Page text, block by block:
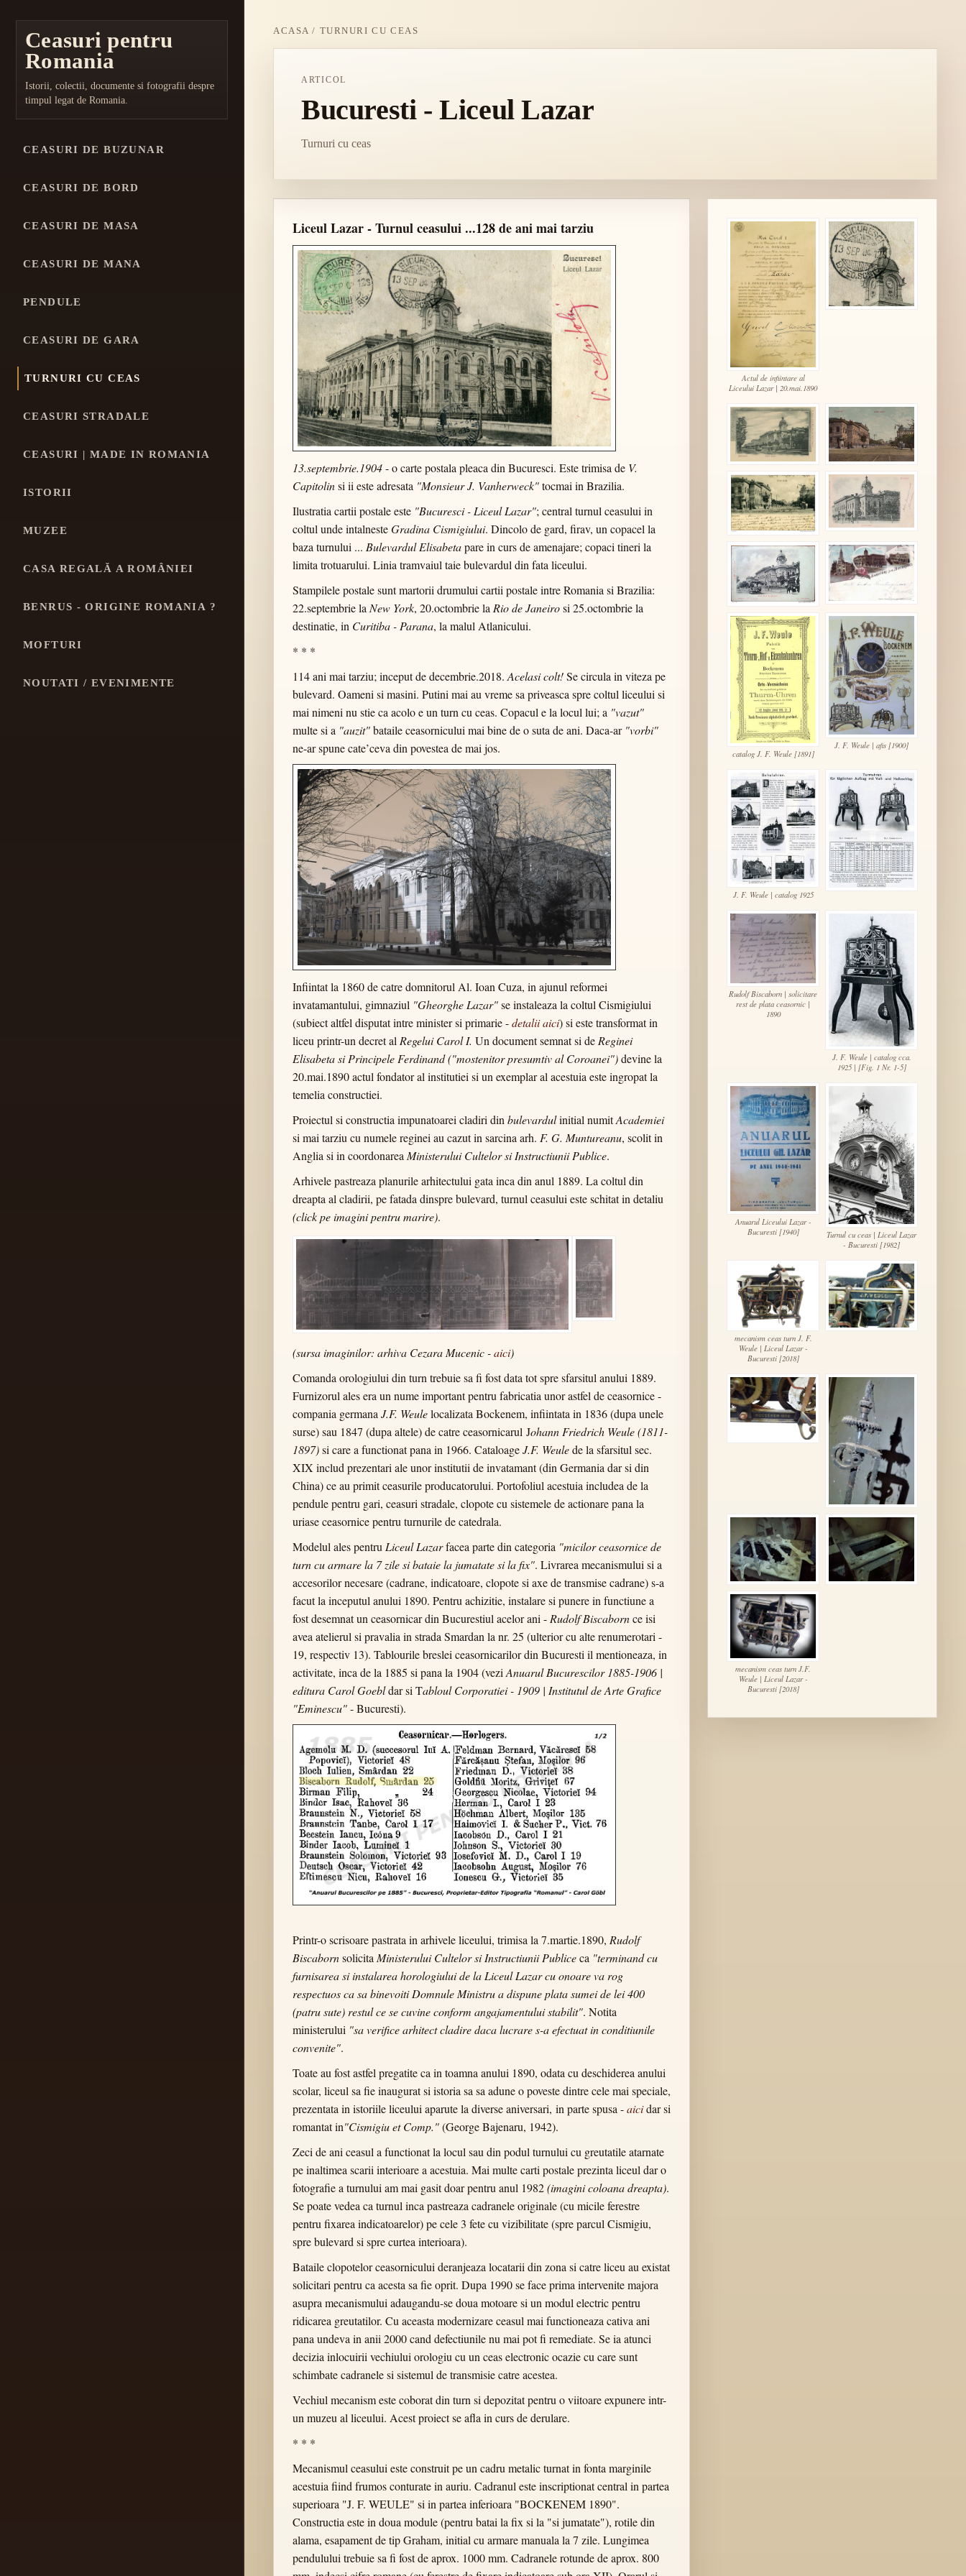
Ceasuri pentru
Romania
Istorii, colectii, documente si fotografii despre
timpul legat de Romania.
CEASURI DE BUZUNAR
CEASURI DE BORD
CEASURI DE MASA
CEASURI DE MANA
PENDULE
CEASURI DE GARA
TURNURI CU CEAS
CEASURI STRADALE
CEASURI | MADE IN ROMANIA
ISTORII
MUZEE
CASA REGALĂ A ROMÂNIEI
BENRUS - ORIGINE ROMANIA ?
MOFTURI
NOUTATI / EVENIMENTE
ACASA / TURNURI CU CEAS
ARTICOL
Bucuresti - Liceul Lazar
Turnuri cu ceas
Liceul Lazar - Turnul ceasului ...128 de ani mai tarziu
13.septembrie.1904- o carte postala pleaca din Bucuresci. Este trimisa de V.
Capitolinsi ii este adresata "Monsieur J. Vanherweck"tocmai in Brazilia.
Ilustratia cartii postale este "Bucuresci - Liceul Lazar"; central turnul ceasului in
coltul unde intalnesteGradina Cismigiului. Dincolo de gard, firav, un copacel la
baza turnului ... Bulevardul Elisabetapare in curs de amenajare; copaci tineri la
limita trotuarului. Linia tramvaiul taie bulevardul din fata liceului.
Stampilele postale sunt martorii drumului cartii postale intre Romania si Brazilia:
22.septembrie la New York, 20.octombrie la Rio de Janeirosi 25.octombrie la
destinatie, in Curitiba - Parana, la malul Atlanicului.
* * *
114 ani mai tarziu; inceput de decembrie.2018. Acelasi colt!Se circula in viteza pe
bulevard. Oameni si masini. Putini mai au vreme sa priveasca spre coltul liceului si
mai nimeni nu stie ca acolo e un turn cu ceas. Copacul e la locul lui; a "vazut"
multe si a "auzit"bataile ceasornicului mai bine de o suta de ani. Daca-ar "vorbi"
ne-ar spune cate’ceva din povestea de mai jos.
Infiintat la 1860 de catre domnitorul Al. Ioan Cuza, in ajunul reformei
invatamantului, gimnaziul "Gheorghe Lazar"se instaleaza la coltul Cismigiului
(subiect altfel disputat intre minister si primarie -detalii aici) si este transformat in
liceu printr-un decret al Regelui Carol I. Un document semnat si de Reginei
Elisabeta si Principele Ferdinand ("mostenitor presumtiv al Coroanei")devine la
20.mai.1890 actul fondator al institutiei si un exemplar al acestuia este ingropat la
temelia constructiei.
Proiectul si constructia impunatoarei cladiri din bulevardulinitial numitAcademiei
si mai tarziu cu numele reginei au cazut in sarcina arh. F. G. Muntureanu, scolit in
Anglia si in coordonarea Ministerului Cultelor si Instructiunii Publice.
Arhivele pastreaza planurile arhitectului gata inca din anul 1889. La coltul din
dreapta al cladirii, pe fatada dinspre bulevard, turnul ceasului este schitat in detaliu
(click pe imagini pentru marire).
(sursa imaginilor: arhiva Cezara Mucenic -aici)
Comanda orologiului din turn trebuie sa fi fost data tot spre sfarsitul anului 1889.
Furnizorul ales era un nume important pentru fabricatia unor astfel de ceasornice -
compania germana J.F. Weulelocalizata Bockenem, infiintata in 1836 (dupa unele
surse) sau 1847 (dupa altele) de catre ceasornicarul Johann Friedrich Weule (1811-
1897)si care a functionat pana in 1966. CataloageJ.F. Weulede la sfarsitul sec.
XIX includ prezentari ale unor institutii de invatamant (din Germania dar si din
China) ce au primit ceasurile producatorului. Portofoliul acestuia includea de la
pendule pentru gari, ceasuri stradale, clopote cu sistemele de actionare pana la
uriase ceasornice pentru turnurile de catedrala.
Modelul ales pentru Liceul Lazarfacea parte din categoria "micilor ceasornice de
turn cu armare la 7 zile si bataie la jumatate si la fix". Livrarea mecanismului si a
accesorilor necesare (cadrane, indicatoare, clopote si axe de transmise cadrane) s-a
facut la inceputul anului 1890. Pentru achizitie, instalare si punere in functiune a
fost desemnat un ceasornicar din Bucurestiul acelor ani - Rudolf Biscabornce isi
avea atelierul si pravalia in strada Smardan la nr. 25 (ulterior cu alte renumerotari -
19, respectiv 13). Tablourile breslei ceasornicarilor din Bucuresti il mentioneaza, in
activitate, inca de la 1885 si pana la 1904 (vezi Anuarul Bucurescilor 1885-1906 |
editura Carol Goebldar si Tabloul Corporatiei - 1909 | Institutul de Arte Grafice
"Eminescu"- Bucuresti).
Printr-o scrisoare pastrata in arhivele liceului, trimisa la 7.martie.1890, Rudolf
BiscabornsolicitaMinisterului Cultelor si Instructiunii Publiceca "terminand cu
furnisarea si instalarea horologiului de la Liceul Lazar cu onoare va rog
respectuos ca sa binevoiti Domnule Ministru a dispune plata sumei de lei 400
(patru sute) restul ce se cuvine conform angajamentului stabilit". Notita
ministerului "sa verifice arhitect cladire daca lucrare s-a efectuat in conditiunile
convenite".
Toate au fost astfel pregatite ca in toamna anului 1890, odata cu deschiderea anului
scolar, liceul sa fie inaugurat si istoria sa sa adune o poveste dintre cele mai speciale,
prezentata in istoriile liceului aparute la diverse aniversari, in parte spusa -aicidar si
romantat in"Cismigiu et Comp."(George Bajenaru, 1942).
Zeci de ani ceasul a functionat la locul sau din podul turnului cu greutatile atarnate
pe inaltimea scarii interioare a acestuia. Mai multe carti postale prezinta liceul dar o
fotografie a turnului am mai gasit doar pentru anul 1982(imagini coloana dreapta).
Se poate vedea ca turnul inca pastreaza cadranele originale (cu micile ferestre
pentru fixarea indicatoarelor) pe cele 3 fete cu vizibilitate (spre parcul Cismigiu,
spre bulevard si spre curtea interioara).
Bataile clopotelor ceasornicului deranjeaza locatarii din zona si catre liceu au existat
solicitari pentru ca acesta sa fie oprit. Dupa 1990 se face prima intervenite majora
asupra mecanismului adaugandu-se doua motoare si un modul electric pentru
ridicarea greutatilor. Cu aceasta modernizare ceasul mai functioneaza cativa ani
pana undeva in anii 2000 cand defectiunile nu mai pot fi remediate. Se ia atunci
decizia inlocuirii vechiului orologiu cu un ceas electronic ocazie cu care sunt
schimbate cadranele si sistemul de transmisie catre acestea.
Vechiul mecanism este coborat din turn si depozitat pentru o viitoare expunere intr-
un muzeu al liceului. Acest proiect se afla in curs de derulare.
* * *
Mecanismul ceasului este construit pe un cadru metalic turnat in fonta marginile
acestuia fiind frumos conturate in auriu. Cadranul este inscriptionat central in partea
superioara "J. F. WEULE" si in partea inferioara "BOCKENEM 1890".
Constructia este in doua module (pentru batai la fix si la "si jumatate"), rotile din
alama, esapament de tip Graham, initial cu armare manuala la 7 zile. Lungimea
pendulului trebuie sa fi fost de aprox. 1000 mm. Cadranele rotunde de aprox. 800
Actul de infiintare al
Liceului Lazar | 20.mai.1890
catalog J. F. Weule [1891]
J. F. Weule | afis [1900]
J. F. Weule | catalog 1925
Rudolf Biscaborn | solicitare
rest de plata ceasornic |
1890
J. F. Weule | catalog cca.
1925 | [Fig. 1 Nr. 1-5]
Anuarul Liceului Lazar -
Bucuresti [1940]
Turnul cu ceas | Liceul Lazar
- Bucuresti [1982]
mecanism ceas turn J. F.
Weule | Liceul Lazar -
Bucuresti [2018]
mecanism ceas turn J.F.
Weule | Liceul Lazar -
Bucuresti [2018]